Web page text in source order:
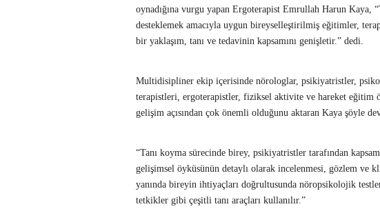
oynadığına vurgu yapan Ergoterapist Emrullah Harun Kaya,
desteklemek amacıyla uygun bireyselleştirilmiş eğitimler,
bir yaklaşım, tanı ve tedavinin kapsamını genişletir.” dedi.
Multidisipliner ekip içerisinde nörologlar, psikiyatristler,
terapistleri, ergoterapistler, fiziksel aktivite ve hareket eğitim
gelişim açısından çok önemli olduğunu aktaran Kaya şöyle
“Tanı koyma sürecinde birey, psikiyatristler tarafından
gelişimsel öyküsünün detaylı olarak incelenmesi, gözlem ve
yanında bireyin ihtiyaçları doğrultusunda nöropsikolojik
tetkikler gibi çeşitli tanı araçları kullanılır.”